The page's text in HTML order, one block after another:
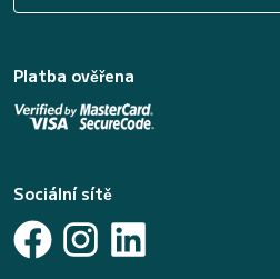
Platba ověřena
Sociální sítě